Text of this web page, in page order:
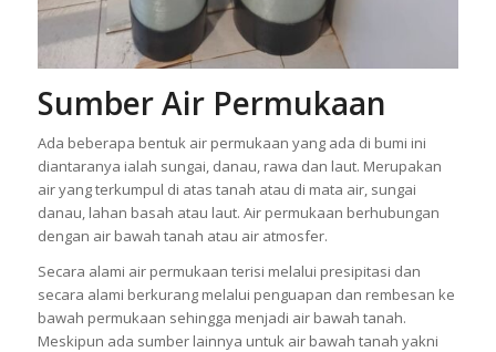
Sumber Air Permukaan
Ada beberapa bentuk air permukaan yang ada di bumi ini
diantaranya ialah sungai, danau, rawa dan laut. Merupakan
air yang terkumpul di atas tanah atau di mata air, sungai
danau, lahan basah atau laut. Air permukaan berhubungan
dengan air bawah tanah atau air atmosfer.
Secara alami air permukaan terisi melalui presipitasi dan
secara alami berkurang melalui penguapan dan rembesan ke
bawah permukaan sehingga menjadi air bawah tanah.
Meskipun ada sumber lainnya untuk air bawah tanah yakni